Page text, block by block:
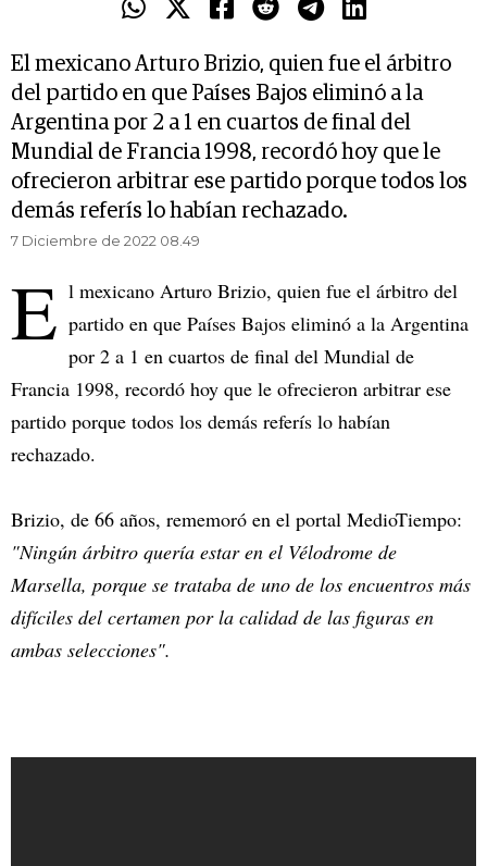
El mexicano Arturo Brizio, quien fue el árbitro
del partido en que Países Bajos eliminó a la
Argentina por 2 a 1 en cuartos de final del
Mundial de Francia 1998, recordó hoy que le
ofrecieron arbitrar ese partido porque todos los
demás referís lo habían rechazado.
7 Diciembre de 2022 08.49
E l mexicano Arturo Brizio, quien fue el árbitro del
partido en que Países Bajos eliminó a la Argentina
por 2 a 1 en cuartos de final del Mundial de
Francia 1998, recordó hoy que le ofrecieron arbitrar ese
partido porque todos los demás referís lo habían
rechazado.
Brizio, de 66 años, rememoró en el portal MedioTiempo:
"Ningún árbitro quería estar en el Vélodrome de
Marsella, porque se trataba de uno de los encuentros más
difíciles del certamen por la calidad de las figuras en
ambas selecciones".